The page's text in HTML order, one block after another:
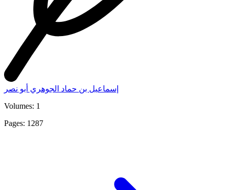
إسماعيل بن حماد الجوهري أبو نصر
Volumes: 1
Pages: 1287